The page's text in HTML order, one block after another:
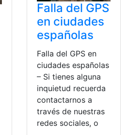
Falla del GPS
en ciudades
españolas
Falla del GPS en
ciudades españolas
– Si tienes alguna
inquietud recuerda
contactarnos a
través de nuestras
redes sociales, o